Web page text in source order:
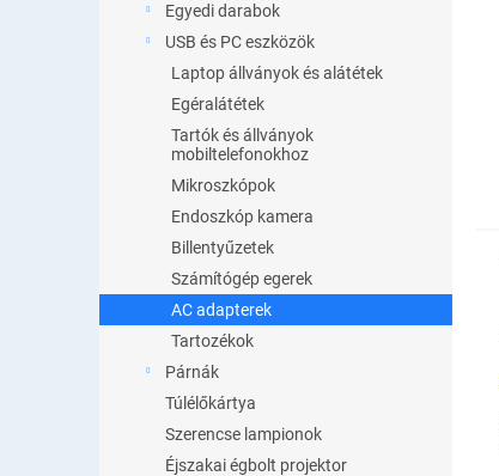
Egyedi darabok
USB és PC eszközök
Laptop állványok és alátétek
Egéralátétek
Tartók és állványok
mobiltelefonokhoz
Mikroszkópok
Endoszkóp kamera
Billentyűzetek
Számítógép egerek
AC adapterek
Tartozékok
Párnák
Túlélőkártya
Szerencse lampionok
Éjszakai égbolt projektor